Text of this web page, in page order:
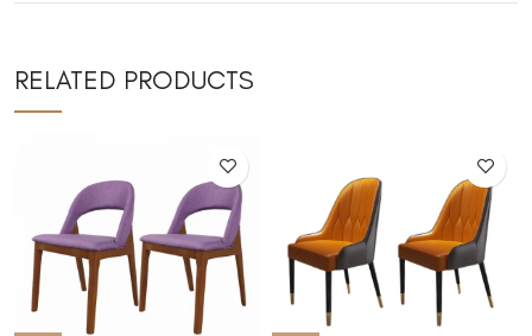
RELATED PRODUCTS